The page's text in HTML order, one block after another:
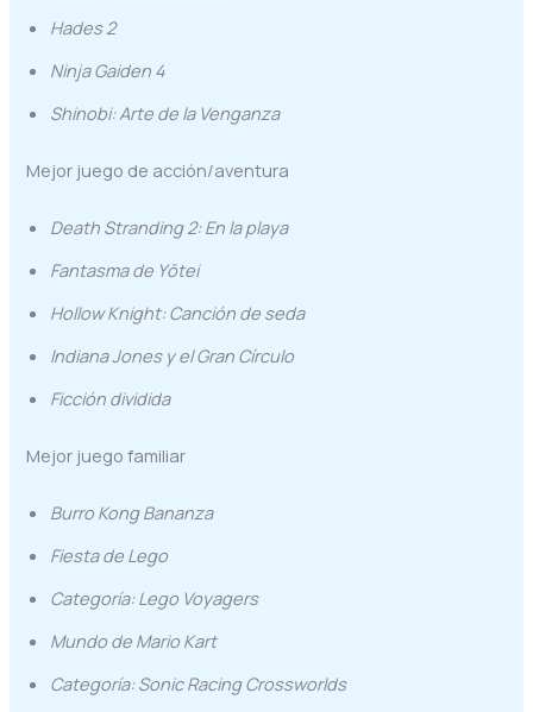
Hades 2
Ninja Gaiden 4
Shinobi: Arte de la Venganza
Mejor juego de acción/aventura
Death Stranding 2: En la playa
Fantasma de Yōtei
Hollow Knight: Canción de seda
Indiana Jones y el Gran Círculo
Ficción dividida
Mejor juego familiar
Burro Kong Bananza
Fiesta de Lego
Categoría: Lego Voyagers
Mundo de Mario Kart
Categoría: Sonic Racing Crossworlds